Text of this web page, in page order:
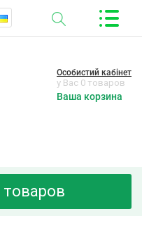
Особистий кабінет
у Вас 0 товаров
Ваша корзина